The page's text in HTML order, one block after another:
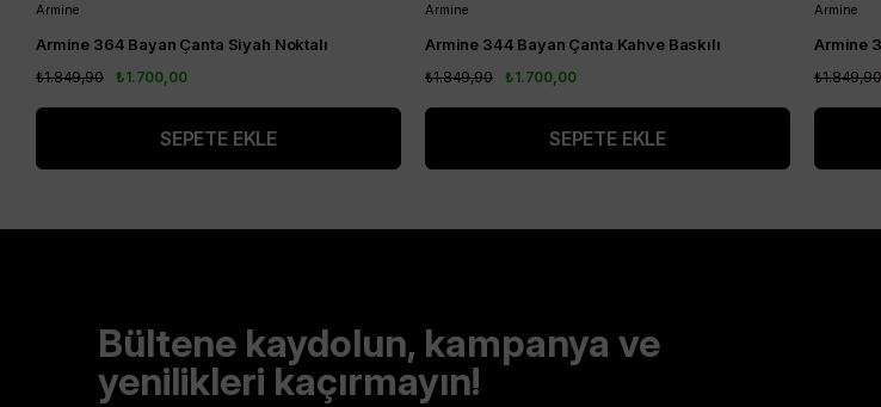
Armine
Armine 364 Bayan Çanta Siyah Noktalı
₺1.700,00
₺1.849,90
SEPETE EKLE
Armine
Armine 344 Bayan Çanta Kahve Baskılı
₺1.700,00
₺1.849,90
SEPETE EKLE
Armine
Armine
₺1.849,90
Bültene kaydolun, kampanya ve
yenilikleri kaçırmayın!